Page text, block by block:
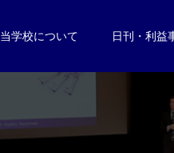
当学校について 日刊・利益